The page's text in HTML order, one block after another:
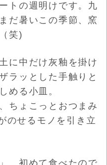
トの週明けです。九
だ暑いこの季節、窯
笑)
に中だけ灰釉を掛け
ラッとした手触りと
める小皿。
ちょこっとおつまみ
のせるモノを引き立
、初めて食べたので